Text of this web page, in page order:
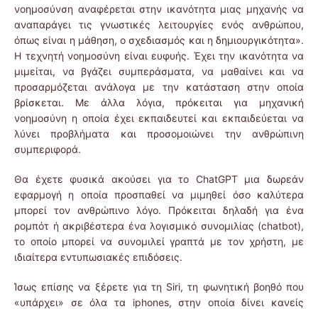
νοημοσύνση αναφέρεται στην ικανότητα μιας μηχανής να
αναπαράγει τις γνωστικές λειτουργίες ενός ανθρώπου,
όπως είναι η μάθηση, ο σχεδιασμός και η δημιουργικότητα».
Η τεχνητή νοημοσύνη είναι ευφυής. Έχει την ικανότητα να
μιμείται, να βγάζει συμπεράσματα, να μαθαίνει και να
προσαρμόζεται ανάλογα με την κατάσταση στην οποία
βρίσκεται. Με άλλα λόγια, πρόκειται για μηχανική
νοημοσύνη η οποία έχει εκπαιδευτεί και εκπαιδεύεται να
λύνει προβλήματα και προσομοιώνει την ανθρώπινη
συμπεριφορά.
Θα έχετε φυσικά ακούσει για το ChatGPT μια δωρεάν
εφαρμογή η οποία προσπαθεί να μιμηθεί όσο καλύτερα
μπορεί τον ανθρώπινο λόγο. Πρόκειται δηλαδή για ένα
ρομπότ ή ακριβέστερα ένα λογισμικό συνομιλίας (chatbot),
το οποίο μπορεί να συνομιλεί γραπτά με τον χρήστη, με
ιδιαίτερα εντυπωσιακές επιδόσεις.
Ίσως επίσης να ξέρετε για τη Siri, τη φωνητική βοηθό που
«υπάρχει» σε όλα τα iphones, στην οποία δίνει κανείς